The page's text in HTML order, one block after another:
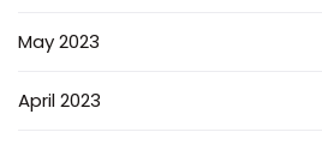
May 2023
April 2023